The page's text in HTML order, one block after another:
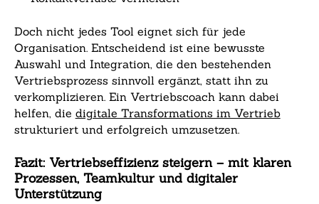
Doch nicht jedes Tool eignet sich für jede
Organisation. Entscheidend ist eine bewusste
Auswahl und Integration, die den bestehenden
Vertriebsprozess sinnvoll ergänzt, statt ihn zu
verkomplizieren. Ein Vertriebscoach kann dabei
helfen, die digitale Transformations im Vertrieb
strukturiert und erfolgreich umzusetzen.
Fazit: Vertriebseffizienz steigern – mit klaren
Prozessen, Teamkultur und digitaler
Unterstützung